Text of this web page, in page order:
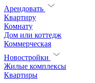
Арендовать
Квартиру
Комнату
Дом или коттедж
Коммерческая
Новостройки
Жилые комплексы
Квартиры